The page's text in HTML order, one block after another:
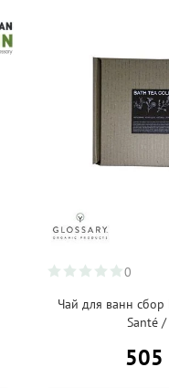
0
Чай для ванн
Santé
505